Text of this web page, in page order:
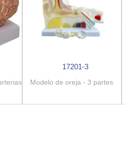
17201-3
Modelo de oreja - 3 partes